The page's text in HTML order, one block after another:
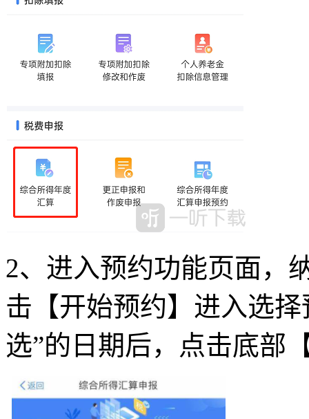
2、进入预约功能页面，
击【开始预约】进入选
选”的日期后，点击底部